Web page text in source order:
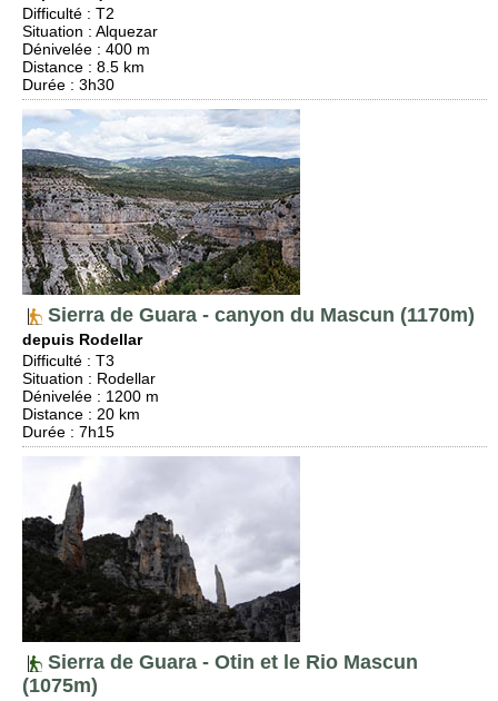
Difficulté : T2
Situation : Alquezar
Dénivelée : 400 m
Distance : 8.5 km
Durée : 3h30
Sierra de Guara - canyon du Mascun (1170m)
depuis Rodellar
Difficulté : T3
Situation : Rodellar
Dénivelée : 1200 m
Distance : 20 km
Durée : 7h15
Sierra de Guara - Otin et le Rio Mascun
(1075m)